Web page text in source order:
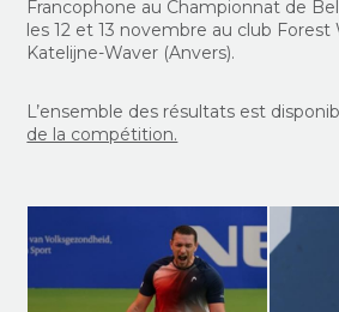
Francophone au Championnat de
les 12 et 13 novembre au club Forest
Katelijne-Waver (Anvers).
L’ensemble des résultats est
de la compétition.